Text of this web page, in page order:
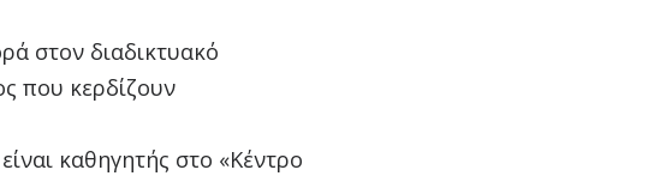
στον διαδικτυακό
που κερδίζουν
καθηγητής στο «Κέντρο